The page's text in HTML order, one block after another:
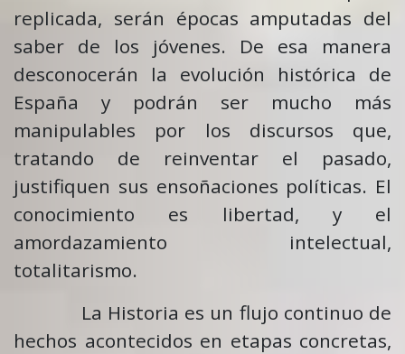
replicada, serán épocas amputadas del
saber de los jóvenes. De esa manera
desconocerán la evolución histórica de
España y podrán ser mucho más
manipulables por los discursos que,
tratando de reinventar el pasado,
justifiquen sus ensoñaciones políticas. El
conocimiento es libertad, y el
amordazamiento intelectual,
totalitarismo.
La Historia es un flujo continuo de
hechos acontecidos en etapas concretas,